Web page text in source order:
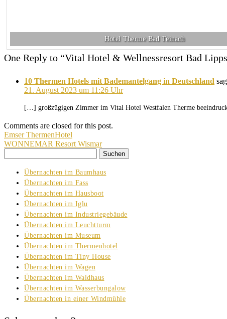
Hotel Therme Bad Teinach
One Reply to “Vital Hotel & Wellnessresort Bad
10 Thermen Hotels mit Bademantelgang in Deutschland
21. August 2023 um 11:26 Uhr
[…] großzügigen Zimmer im Vital Hotel Westfalen Therme
Comments are closed for this post.
Beitragsnavigation
Emser ThermenHotel
WONNEMAR Resort Wismar
nach:
Übernachten im Baumhaus
Übernachten im Fass
Übernachten im Hausboot
Übernachten im Iglu
Übernachten im Industriegebäude
Übernachten im Leuchtturm
Übernachten im Museum
Übernachten im Thermenhotel
Übernachten im Tiny House
Übernachten im Wagen
Übernachten im Waldhaus
Übernachten im Wasserbungalow
Übernachten in einer Windmühle